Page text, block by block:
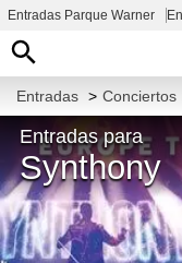
Entradas Parque Warner
Entradas > Conciertos
Entradas para
Synthony